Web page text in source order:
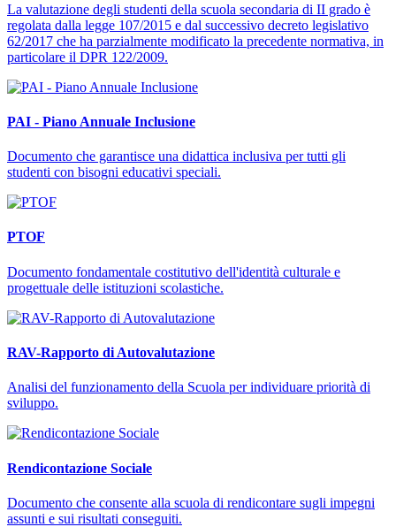
La valutazione degli studenti della scuola secondaria di II grado è
regolata dalla legge 107/2015 e dal successivo decreto legislativo
62/2017 che ha parzialmente modificato la precedente normativa, in
particolare il DPR 122/2009.
PAI - Piano Annuale Inclusione
Documento che garantisce una didattica inclusiva per tutti gli
studenti con bisogni educativi speciali.
PTOF
Documento fondamentale costitutivo dell'identità culturale e
progettuale delle istituzioni scolastiche.
RAV-Rapporto di Autovalutazione
Analisi del funzionamento della Scuola per individuare priorità di
sviluppo.
Rendicontazione Sociale
Documento che consente alla scuola di rendicontare sugli impegni
assunti e sui risultati conseguiti.